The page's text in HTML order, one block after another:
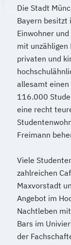
Die Stadt
Bayern besitzt
Einwohner
mit unzähligen
privaten und
allesamt einen
116.000
eine recht
Freimann
Viele
zahlreichen
Maxvorstadt
Angebot im
Nachtleben
Bars im
der